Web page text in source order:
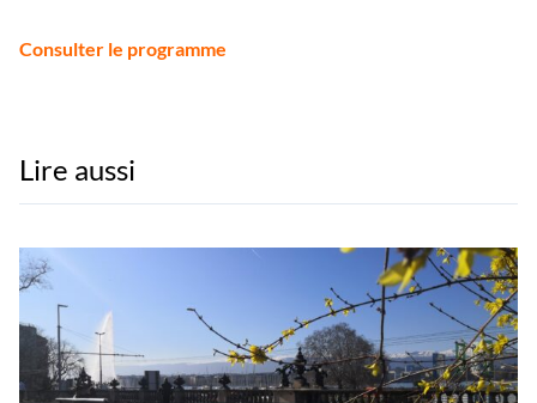
Consulter le programme
Lire aussi